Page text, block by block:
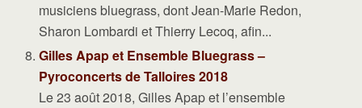
musiciens bluegrass, dont Jean-Marie Redon,
Sharon Lombardi et Thierry Lecoq, afin...
Gilles Apap et Ensemble Bluegrass –
Pyroconcerts de Talloires 2018
Le 23 août 2018, Gilles Apap et l’ensemble